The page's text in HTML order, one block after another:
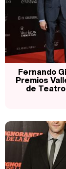
Fernando
Premios
de